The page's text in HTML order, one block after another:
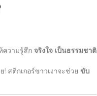
ความรู้สึก จริงใจ เป็นธรรมชาติ
! สติกเกอร์ขาวเงาจะช่วย ขับ